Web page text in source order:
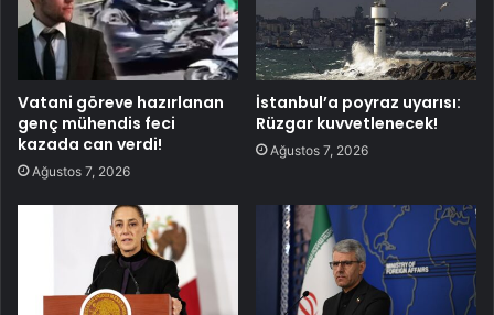
Vatani göreve hazırlanan
genç mühendis feci
kazada can verdi!
Ağustos 7, 2026
İstanbul’a poyraz uyarısı:
Rüzgar kuvvetlenecek!
Ağustos 7, 2026